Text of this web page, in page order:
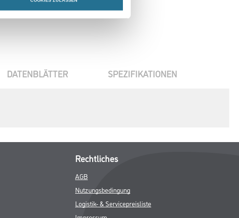
DATENBLÄTTER SPEZIFIKATIONEN
Rechtliches
AGB
Nutzungsbedingung
Logistik- & Servicepreisliste